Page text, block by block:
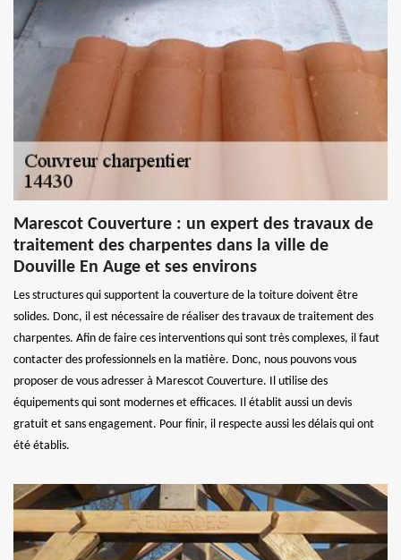
Marescot Couverture : un expert des travaux de
traitement des charpentes dans la ville de
Douville En Auge et ses environs
Les structures qui supportent la couverture de la toiture doivent être
solides. Donc, il est nécessaire de réaliser des travaux de traitement des
charpentes. Afin de faire ces interventions qui sont très complexes, il faut
contacter des professionnels en la matière. Donc, nous pouvons vous
proposer de vous adresser à Marescot Couverture. Il utilise des
équipements qui sont modernes et efficaces. Il établit aussi un devis
gratuit et sans engagement. Pour finir, il respecte aussi les délais qui ont
été établis.